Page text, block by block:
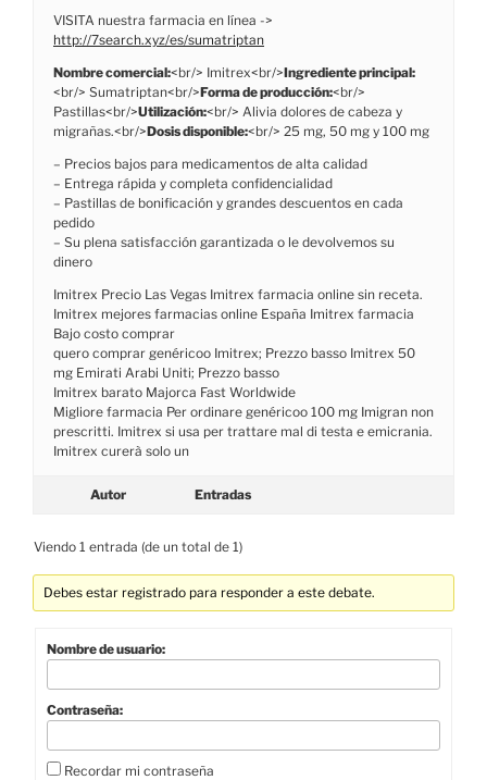
VISITA nuestra farmacia en línea ->
http://7search.xyz/es/sumatriptan
Nombre comercial:<br/> Imitrex<br/>Ingrediente principal:
<br/> Sumatriptan<br/>Forma de producción:<br/>
Pastillas<br/>Utilización:<br/> Alivia dolores de cabeza y
migrañas.<br/>Dosis disponible:<br/> 25 mg, 50 mg y 100 mg
– Precios bajos para medicamentos de alta calidad
– Entrega rápida y completa confidencialidad
– Pastillas de bonificación y grandes descuentos en cada
pedido
– Su plena satisfacción garantizada o le devolvemos su
dinero
Imitrex Precio Las Vegas Imitrex farmacia online sin receta.
Imitrex mejores farmacias online España Imitrex farmacia
Bajo costo comprar
quero comprar genéricoo Imitrex; Prezzo basso Imitrex 50
mg Emirati Arabi Uniti; Prezzo basso
Imitrex barato Majorca Fast Worldwide
Migliore farmacia Per ordinare genéricoo 100 mg Imigran non
prescritti. Imitrex si usa per trattare mal di testa e emicrania.
Imitrex curerà solo un
Autor Entradas
Viendo 1 entrada (de un total de 1)
Debes estar registrado para responder a este debate.
Nombre de usuario:
Contraseña:
Recordar mi contraseña